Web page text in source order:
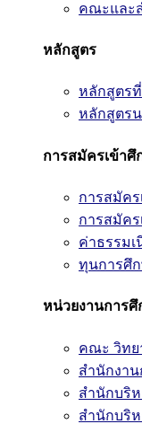
คณะและ
หลักสูตร
หลักสูตร
หลักสูตร
การสมัครเข้าศึ
การสมัค
การสมัค
ค่าธรรม
ทุนการศึ
หน่วยงานการศึ
คณะ วิทย
สำนักงาน
สำนักบริ
สำนักบริ